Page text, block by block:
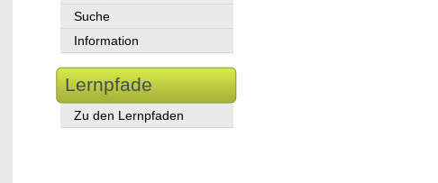
Suche
Information
Lernpfade
Zu den Lernpfaden